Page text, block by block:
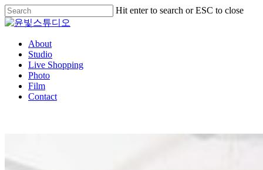
Hit enter to search or ESC to close
About
Studio
Live Shopping
Photo
Film
Contact